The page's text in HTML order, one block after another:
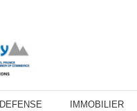
DEFENSE IMMOBILIER